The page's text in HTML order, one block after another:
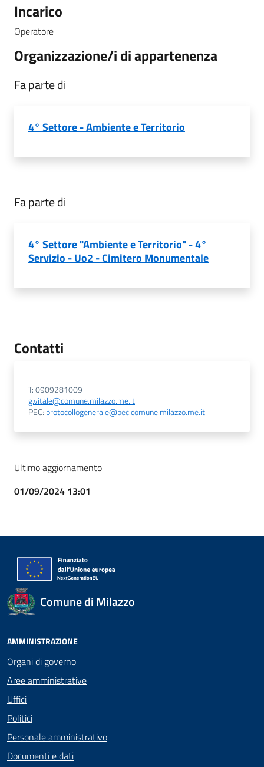
Incarico
Operatore
Organizzazione/i di appartenenza
Fa parte di
4° Settore - Ambiente e Territorio
Fa parte di
4° Settore "Ambiente e Territorio" - 4°
Servizio - Uo2 - Cimitero Monumentale
Contatti
T: 0909281009
g.vitale@comune.milazzo.me.it
PEC: protocollogenerale@pec.comune.milazzo.me.it
Ultimo aggiornamento
01/09/2024 13:01
Comune di Milazzo
AMMINISTRAZIONE
Organi di governo
Aree amministrative
Uffici
Politici
Personale amministrativo
Documenti e dati